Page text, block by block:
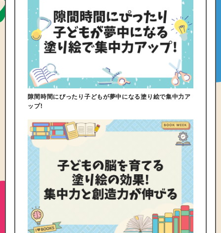
隙間時間にぴったり子どもが夢中になる塗り絵で集中力ア
ップ!